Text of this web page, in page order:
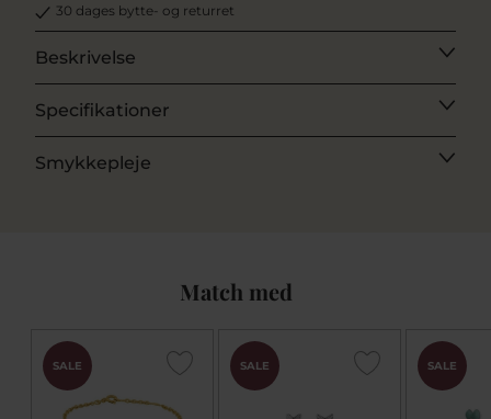
30 dages bytte- og returret
Beskrivelse
Specifikationer
Smykkepleje
Match med
SALE SALE SALE